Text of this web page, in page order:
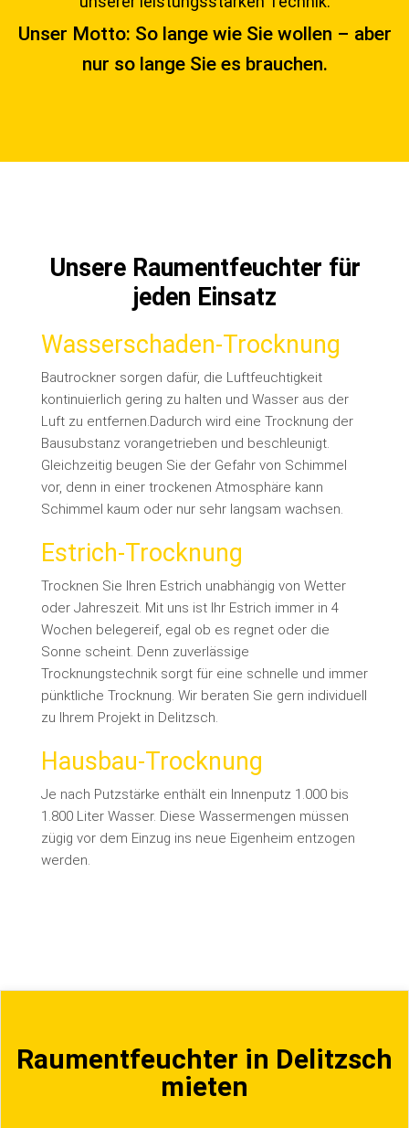
Unser Motto: So lange wie Sie wollen – aber
nur so lange Sie es brauchen.
Unsere Raumentfeuchter für
jeden Einsatz
Wasserschaden-Trocknung
Bautrockner sorgen dafür, die Luftfeuchtigkeit
kontinuierlich gering zu halten und Wasser aus der
Luft zu entfernen.Dadurch wird eine Trocknung der
Bausubstanz vorangetrieben und beschleunigt.
Gleichzeitig beugen Sie der Gefahr von Schimmel
vor, denn in einer trockenen Atmosphäre kann
Schimmel kaum oder nur sehr langsam wachsen.
Estrich-Trocknung
Trocknen Sie Ihren Estrich unabhängig von Wetter
oder Jahreszeit. Mit uns ist Ihr Estrich immer in 4
Wochen belegereif, egal ob es regnet oder die
Sonne scheint. Denn zuverlässige
Trocknungstechnik sorgt für eine schnelle und immer
pünktliche Trocknung. Wir beraten Sie gern individuell
zu Ihrem Projekt in Delitzsch.
Hausbau-Trocknung
Je nach Putzstärke enthält ein Innenputz 1.000 bis
1.800 Liter Wasser. Diese Wassermengen müssen
zügig vor dem Einzug ins neue Eigenheim entzogen
werden.
Raumentfeuchter in Delitzsch
mieten